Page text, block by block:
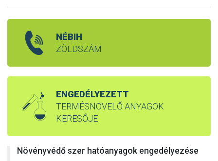
NÉBIH
ZÖLDSZÁM
ENGEDÉLYEZETT
TERMÉSNÖVELŐ ANYAGOK
KERESŐJE
Növényvédő szer hatóanyagok engedélyezése